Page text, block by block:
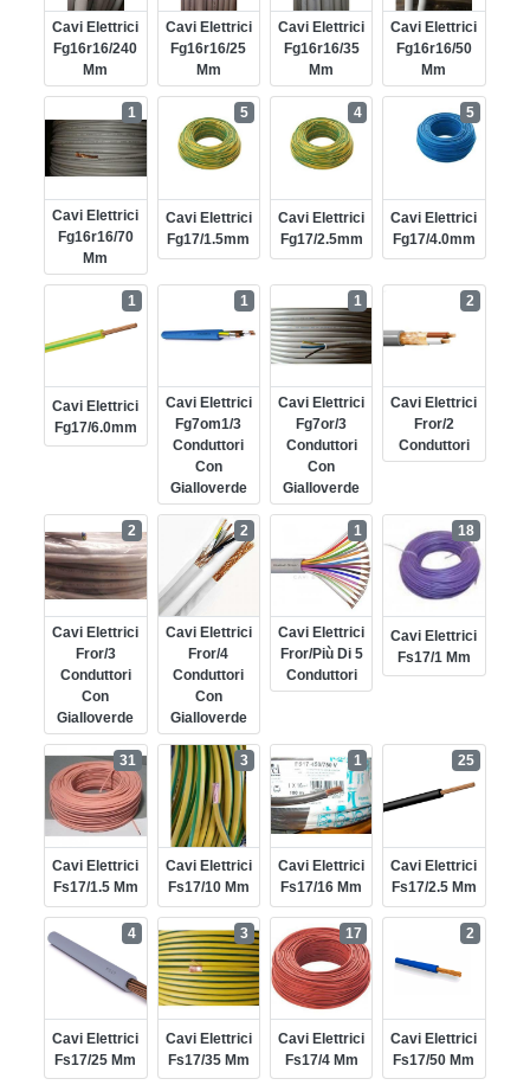
Cavi Elettrici
Fg16r16/240
Mm
Cavi Elettrici
Fg16r16/25
Mm
Cavi Elettrici
Fg16r16/35
Mm
Cavi Elettrici
Fg16r16/50
Mm
Cavi Elettrici
Fg16r16/70
Mm
1
Cavi Elettrici
Fg17/1.5mm
5
Cavi Elettrici
Fg17/2.5mm
4
Cavi Elettrici
Fg17/4.0mm
5
Cavi Elettrici
Fg17/6.0mm
1
Cavi Elettrici
Fg7om1/3
Conduttori
Con
Gialloverde
1
Cavi Elettrici
Fg7or/3
Conduttori
Con
Gialloverde
1
Cavi Elettrici
Fror/2
Conduttori
2
Cavi Elettrici
Fror/3
Conduttori
Con
Gialloverde
2
Cavi Elettrici
Fror/4
Conduttori
Con
Gialloverde
2
Cavi Elettrici
Fror/più Di 5
Conduttori
1
Cavi Elettrici
Fs17/1 Mm
18
Cavi Elettrici
Fs17/1.5 Mm
31
Cavi Elettrici
Fs17/10 Mm
3
Cavi Elettrici
Fs17/16 Mm
1
Cavi Elettrici
Fs17/2.5 Mm
25
Cavi Elettrici
Fs17/25 Mm
4
Cavi Elettrici
Fs17/35 Mm
3
Cavi Elettrici
Fs17/4 Mm
17
Cavi Elettrici
Fs17/50 Mm
2